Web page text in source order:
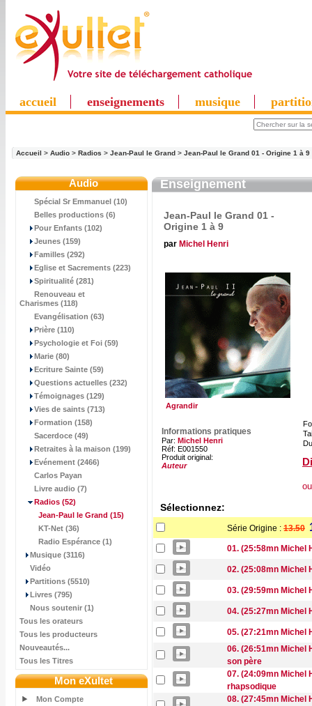
accueil enseignements musique
Accueil > Audio > Radios > Jean-Paul le Grand > Jean-Paul le Grand 01 - Origine 1 à 9
Audio
Spécial Sr Emmanuel (10)
Belles productions (6)
Pour Enfants (102)
Jeunes (159)
Familles (292)
Eglise et Sacrements (223)
Spiritualité (281)
Renouveau et
Charismes (118)
Evangélisation (63)
Prière (110)
Psychologie et Foi (59)
Marie (80)
Ecriture Sainte (59)
Questions actuelles (232)
Témoignages (129)
Vies de saints (713)
Formation (158)
Sacerdoce (49)
Retraites à la maison (199)
Evénement (2466)
Carlos Payan
Livre audio (7)
Radios (52)
Jean-Paul le Grand (15)
KT-Net (36)
Radio Espérance (1)
Musique (3116)
Vidéo
Partitions (5510)
Livres (795)
Nous soutenir (1)
Tous les orateurs
Tous les producteurs
Nouveautés...
Tous les Titres
Mon eXultet
Mon Compte
Enseignement
Jean-Paul le Grand 01 -
Origine 1 à 9
par Michel Henri
Agrandir
Informations pratiques
Par: Michel Henri
Réf: E001550
Produit original:
Auteur
Sélectionnez:
Série Origine : 13.50
01. (25:58mn Michel
02. (25:08mn Michel
03. (29:59mn Michel
04. (25:27mn Michel
05. (27:21mn Michel
06. (26:51mn Michel
son père
07. (24:09mn Michel
rhapsodique
08. (27:45mn Michel